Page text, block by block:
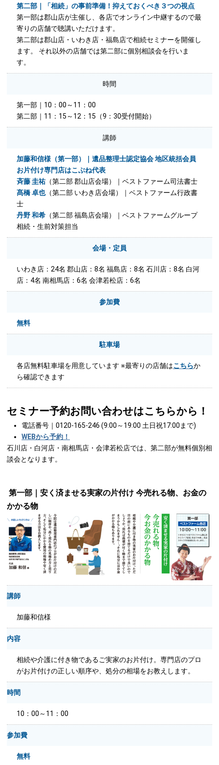
第二部｜「相続」の事前準備！抑えておくべき３つの視点
第一部は郡山店が主催し、各店でオンライン中継するので最
寄りの店舗で聴講いただけます。
第二部は郡山店・いわき店・福島店で相続セミナーを開催し
ます。 それ以外の店舗では第二部に個別相談会を行いま
す。
時間
第一部｜10：00～11：00
第二部｜11：15～12：15（9：30受付開始）
講師
加藤和信様（第一部）｜遺品整理士認定協会 地区統括会員
お片付け専門店はこぶね代表
斉藤 圭祐 （第二部 郡山店会場）｜ベストファーム司法書士
髙橋 卓也（第二部 いわき店会場）｜ベストファーム行政書
士
丹野 和希 （第二部 福島店会場）｜ベストファームグループ
相続・生前対策担当
会場・定員
いわき店：24名 郡山店：8名 福島店：8名 石川店：8名 白河
店：4名 南相馬店：6名 会津若松店：6名
参加費
無料
駐車場
各店無料駐車場を用意しています ※最寄りの店舗はこちらか
ら確認できます
セミナー予約お問い合わせはこちらから！
電話番号｜0120-165-246 (9:00～19:00 土日祝17:00まで)
WEBから予約！
石川店・白河店・南相馬店・会津若松店では、第二部が無料個別相
談会となります。
第一部｜安く済ませる実家の片付け 今売れる物、お金の
かかる物
講師
加藤和信様
内容
相続や介護に付き物であるご実家のお片付け。専門店のプロ
がお片付けの正しい順序や、処分の相場をお教えします。
時間
10：00～11：00
参加費
無料